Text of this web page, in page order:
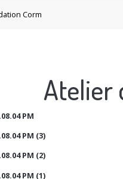
Corm
PM
PM (3)
PM (2)
PM (1)
Atelier